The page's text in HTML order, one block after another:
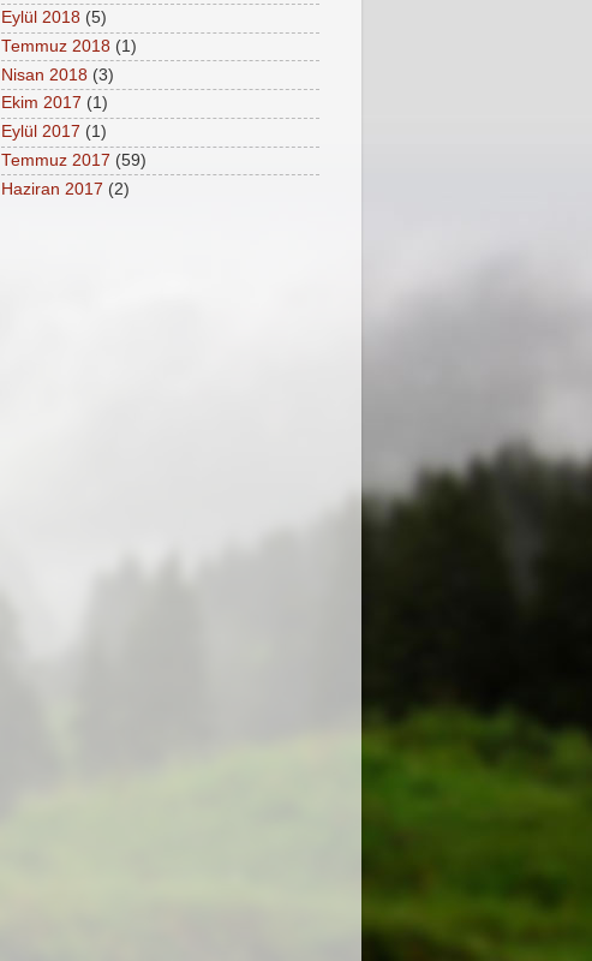
Eylül 2018 (5)
Temmuz 2018 (1)
Nisan 2018 (3)
Ekim 2017 (1)
Eylül 2017 (1)
Temmuz 2017 (59)
Haziran 2017 (2)